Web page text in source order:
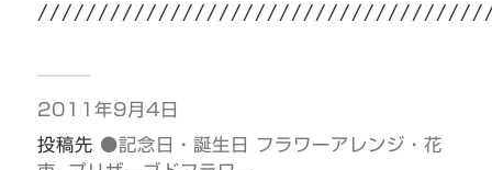
2011年9月4日
投稿先 ●記念日・誕生日 フラワーアレンジ・花